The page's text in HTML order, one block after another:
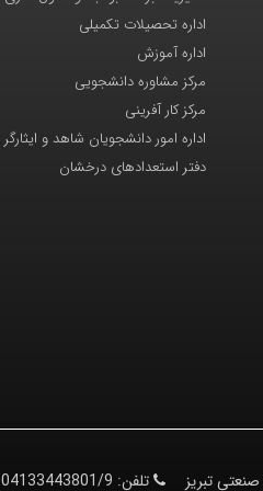
اداره تحصیلات تکمیلی
اداره آموزش
مرکز مشاوره دانشجویی
مرکز کار آفرینی
اداره امور دانشجویان شاهد و ایثارگر
دفتر استعدادهای درخشان
تبریز تلفن: 04133443801/9